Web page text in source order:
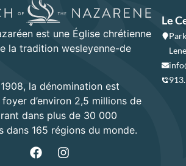
est une Église chrétienne
la tradition wesleyenne-de
la dénomination est
d’environ 2,5 millions de
dans plus de 30 000
dans 165 régions du monde.
Le